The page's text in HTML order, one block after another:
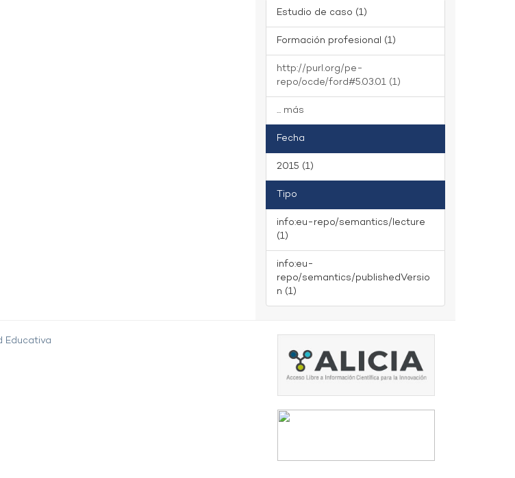
Estudio de caso (1)
Formación profesional (1)
http://purl.org/pe-
repo/ocde/ford#5.03.01 (1)
... más
Fecha
2015 (1)
Tipo
info:eu-repo/semantics/lecture
(1)
info:eu-
repo/semantics/publishedVersio
n (1)
Educativa